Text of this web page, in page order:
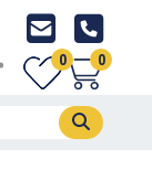
0
0